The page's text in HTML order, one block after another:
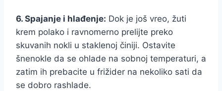
6. Spajanje i hlađenje: Dok je još vreo, žuti
krem polako i ravnomerno prelijte preko
skuvanih nokli u staklenoj činiji. Ostavite
šnenokle da se ohlade na sobnoj temperaturi, a
zatim ih prebacite u frižider na nekoliko sati da
se dobro rashlade.